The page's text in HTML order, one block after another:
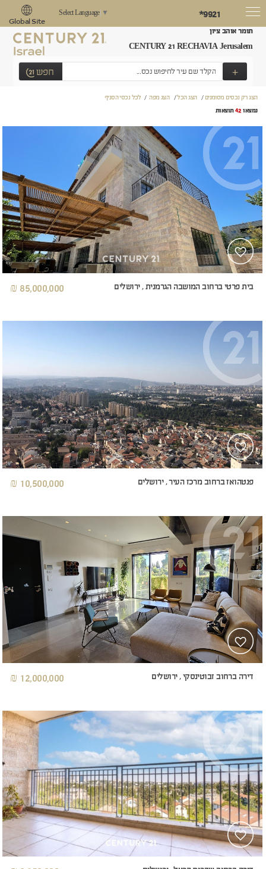
*9921
Select Language ▼
Global Site
+ חפש
תומר אוהב ציון
CENTURY 21 RECHAVIA Jerusalem
הצג רק נכסים מסומנים/הצג הכל/הצג מפה/לכל נכסי הסניף
נמצאו42תוצאות
בית פרטי ברחוב המושבה הגרמנית , ירושלים 85,000,000 ₪
פנטהואז ברחוב מרכז העיר , ירושלים 10,500,000 ₪
דירה ברחוב זבוטינסקי , ירושלים 12,000,000 ₪